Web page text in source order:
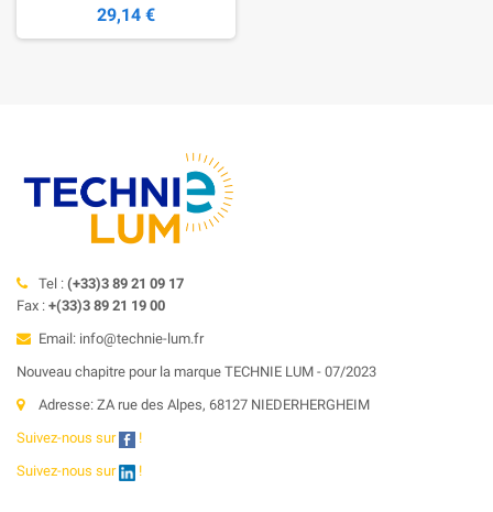
29,14 €
Tel : (+33)3 89 21 09 17
Fax : +(33)3 89 21 19 00
Email: info@technie-lum.fr
Nouveau chapitre pour la marque TECHNIE LUM - 07/2023
Adresse: ZA rue des Alpes, 68127 NIEDERHERGHEIM
Suivez-nous sur
!
Suivez-nous sur
!